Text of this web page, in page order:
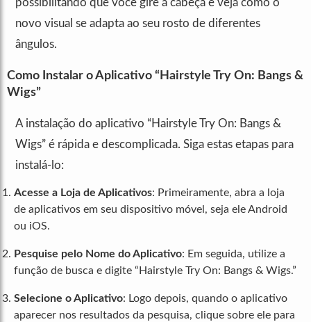
possibilitando que você gire a cabeça e veja como o
novo visual se adapta ao seu rosto de diferentes
ângulos.
Como Instalar o Aplicativo “Hairstyle Try On: Bangs &
Wigs”
A instalação do aplicativo “Hairstyle Try On: Bangs &
Wigs” é rápida e descomplicada. Siga estas etapas para
instalá-lo:
Acesse a Loja de Aplicativos: Primeiramente, abra a loja
de aplicativos em seu dispositivo móvel, seja ele Android
ou iOS.
Pesquise pelo Nome do Aplicativo: Em seguida, utilize a
função de busca e digite “Hairstyle Try On: Bangs & Wigs.”
Selecione o Aplicativo: Logo depois, quando o aplicativo
aparecer nos resultados da pesquisa, clique sobre ele para